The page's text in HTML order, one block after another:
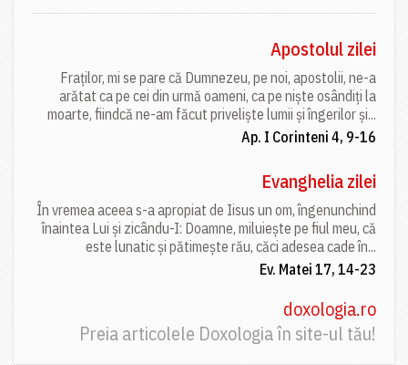
Apostolul zilei
Fraților, mi se pare că Dumnezeu, pe noi, apostolii, ne-a
arătat ca pe cei din urmă oameni, ca pe niște osândiți la
moarte, fiindcă ne-am făcut priveliște lumii și îngerilor și...
Ap. I Corinteni 4, 9-16
Evanghelia zilei
În vremea aceea s-a apropiat de Iisus un om, îngenunchind
înaintea Lui și zicându-I: Doamne, miluiește pe fiul meu, că
este lunatic și pătimește rău, căci adesea cade în...
Ev. Matei 17, 14-23
doxologia.ro
Preia articolele Doxologia în site-ul tău!